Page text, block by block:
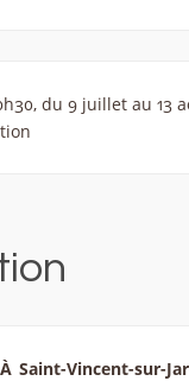
du 9 juillet au 13
Saint-Vincent-sur-